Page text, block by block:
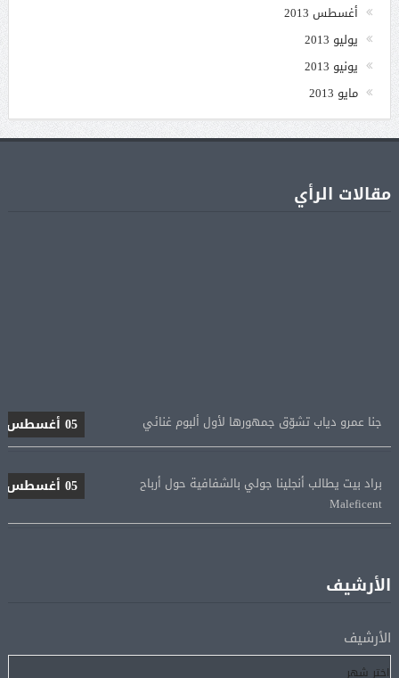
أغسطس 2013
يوليو 2013
يونيو 2013
مايو 2013
مقالات الرأي
Maleficent
لإتمام انتقاله إلى طرابزون سبور
الأرشيف
الأرشيف